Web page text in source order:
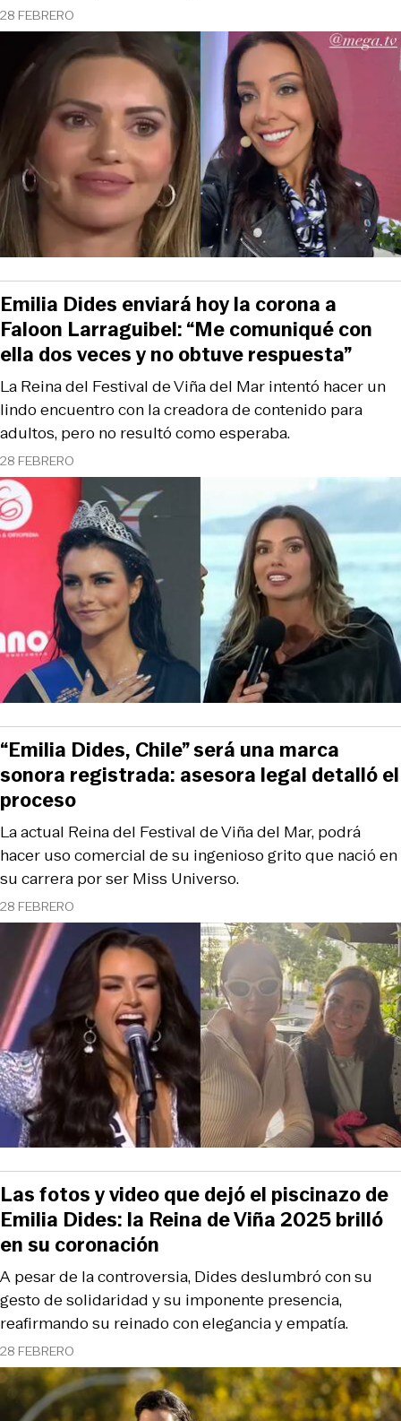
28 FEBRERO
28 FEBRERO
La Reina del Festival de Viña del Mar intentó hacer un
lindo encuentro con la creadora de contenido para
adultos, pero no resultó como esperaba.
Emilia Dides enviará hoy la corona a
Faloon Larraguibel: “Me comuniqué con
ella dos veces y no obtuve respuesta”
28 FEBRERO
La actual Reina del Festival de Viña del Mar, podrá
hacer uso comercial de su ingenioso grito que nació en
su carrera por ser Miss Universo.
“Emilia Dides, Chile” será una marca
sonora registrada: asesora legal detalló el
proceso
28 FEBRERO
A pesar de la controversia, Dides deslumbró con su
gesto de solidaridad y su imponente presencia,
reafirmando su reinado con elegancia y empatía.
Las fotos y video que dejó el piscinazo de
Emilia Dides: la Reina de Viña 2025 brilló
en su coronación